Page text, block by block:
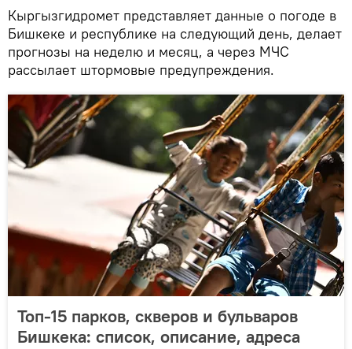
Кыргызгидромет представляет данные о погоде в
Бишкеке и республике на следующий день, делает
прогнозы на неделю и месяц, а через МЧС
рассылает штормовые предупреждения.
Топ-15 парков, скверов и бульваров
Бишкека: список, описание, адреса